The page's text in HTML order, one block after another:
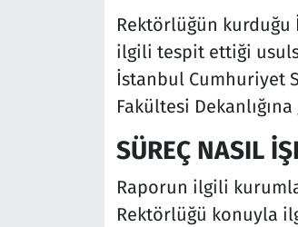
Rektörlüğün kurduğu
ilgili tespit ettiği
İstanbul Cumhuriyet
Fakültesi
SÜREÇ NASIL
Raporun ilgili
Rektörlüğü konuyla